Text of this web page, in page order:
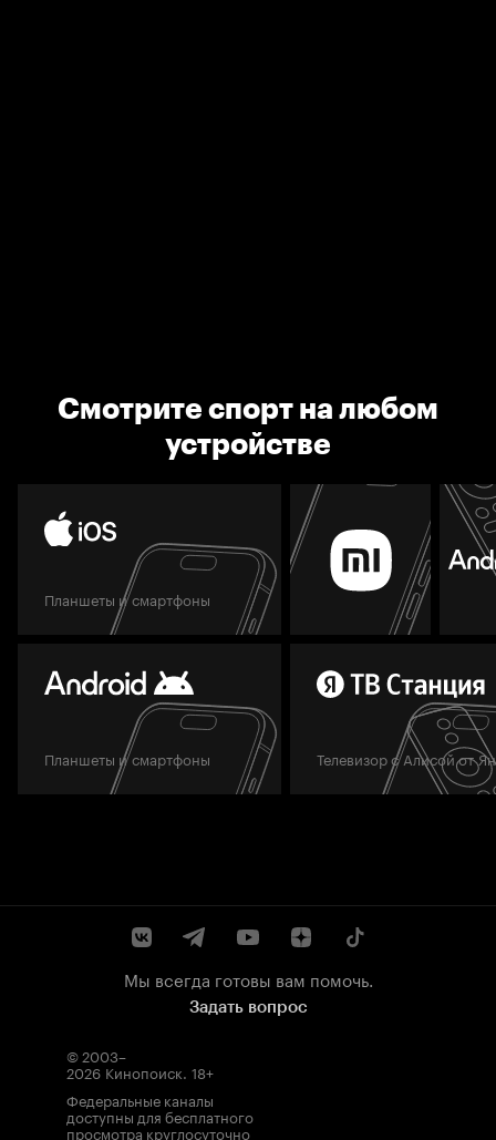
Смотрите спорт на любом
устройстве
Планшеты и смартфоны
Планшеты и смартфоны Телевизор с Алисой от
Мы всегда готовы вам помочь.
Задать вопрос
© 2003–
2026 Кинопоиск. 18+
Федеральные каналы
доступны для бесплатного
просмотра круглосуточно